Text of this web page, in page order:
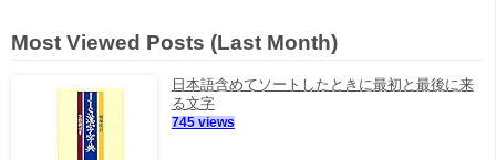
Most Viewed Posts (Last Month)
日本語含めてソートしたときに最初と最後に来
る文字
745 views